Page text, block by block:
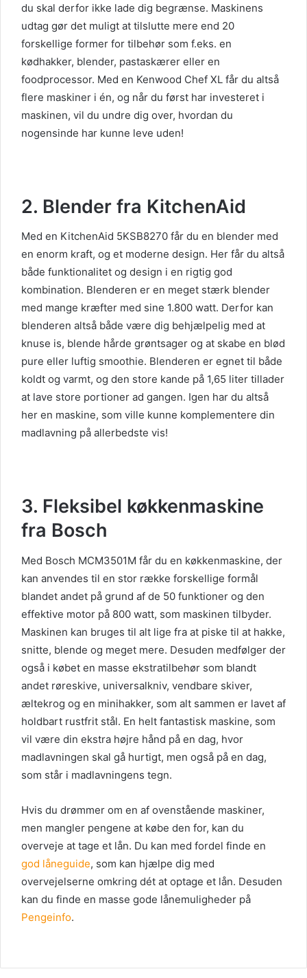
du skal derfor ikke lade dig begrænse. Maskinens
udtag gør det muligt at tilslutte mere end 20
forskellige former for tilbehør som f.eks. en
kødhakker, blender, pastaskærer eller en
foodprocessor. Med en Kenwood Chef XL får du altså
flere maskiner i én, og når du først har investeret i
maskinen, vil du undre dig over, hvordan du
nogensinde har kunne leve uden!
2. Blender fra KitchenAid
Med en KitchenAid 5KSB8270 får du en blender med
en enorm kraft, og et moderne design. Her får du altså
både funktionalitet og design i en rigtig god
kombination. Blenderen er en meget stærk blender
med mange kræfter med sine 1.800 watt. Derfor kan
blenderen altså både være dig behjælpelig med at
knuse is, blende hårde grøntsager og at skabe en blød
pure eller luftig smoothie. Blenderen er egnet til både
koldt og varmt, og den store kande på 1,65 liter tillader
at lave store portioner ad gangen. Igen har du altså
her en maskine, som ville kunne komplementere din
madlavning på allerbedste vis!
3. Fleksibel køkkenmaskine
fra Bosch
Med Bosch MCM3501M får du en køkkenmaskine, der
kan anvendes til en stor række forskellige formål
blandet andet på grund af de 50 funktioner og den
effektive motor på 800 watt, som maskinen tilbyder.
Maskinen kan bruges til alt lige fra at piske til at hakke,
snitte, blende og meget mere. Desuden medfølger der
også i købet en masse ekstratilbehør som blandt
andet røreskive, universalkniv, vendbare skiver,
æltekrog og en minihakker, som alt sammen er lavet af
holdbart rustfrit stål. En helt fantastisk maskine, som
vil være din ekstra højre hånd på en dag, hvor
madlavningen skal gå hurtigt, men også på en dag,
som står i madlavningens tegn.
Hvis du drømmer om en af ovenstående maskiner,
men mangler pengene at købe den for, kan du
overveje at tage et lån. Du kan med fordel finde en
god låneguide, som kan hjælpe dig med
overvejelserne omkring dét at optage et lån. Desuden
kan du finde en masse gode lånemuligheder på
Pengeinfo.